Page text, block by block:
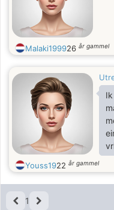
Malaki199926 år gammel
Youss1922 år gammel
1